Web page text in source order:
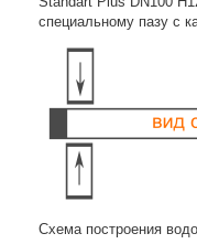
специальному пазу с
Схема построения